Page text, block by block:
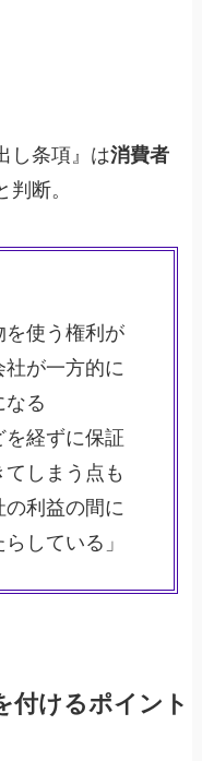
し条項』は消費者
判断。
を使う権利が
が一方的に
なる
を経ずに保証
しまう点も
利益の間に
している」
付けるポイント